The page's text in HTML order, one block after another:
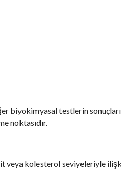
biyokimyasal testlerin
noktasıdır.
veya kolesterol seviyeleriyle